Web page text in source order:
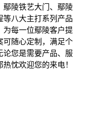
鄢陵铁艺大门、鄢陵
等八大主打系列产品
为每一位鄢陵客户提
可随心定制，满足个
论您是需要产品、服
忱欢迎您的来电！